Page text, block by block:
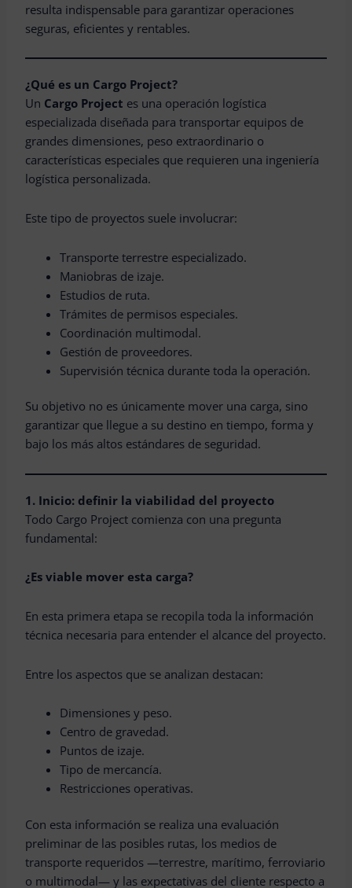
resulta indispensable para garantizar operaciones
seguras, eficientes y rentables.
¿Qué es un Cargo Project?
Un Cargo Project es una operación logística
especializada diseñada para transportar equipos de
grandes dimensiones, peso extraordinario o
características especiales que requieren una ingeniería
logística personalizada.
Este tipo de proyectos suele involucrar:
Transporte terrestre especializado.
Maniobras de izaje.
Estudios de ruta.
Trámites de permisos especiales.
Coordinación multimodal.
Gestión de proveedores.
Supervisión técnica durante toda la operación.
Su objetivo no es únicamente mover una carga, sino
garantizar que llegue a su destino en tiempo, forma y
bajo los más altos estándares de seguridad.
1. Inicio: definir la viabilidad del proyecto
Todo Cargo Project comienza con una pregunta
fundamental:
¿Es viable mover esta carga?
En esta primera etapa se recopila toda la información
técnica necesaria para entender el alcance del proyecto.
Entre los aspectos que se analizan destacan:
Dimensiones y peso.
Centro de gravedad.
Puntos de izaje.
Tipo de mercancía.
Restricciones operativas.
Con esta información se realiza una evaluación
preliminar de las posibles rutas, los medios de
transporte requeridos —terrestre, marítimo, ferroviario
o multimodal— y las expectativas del cliente respecto a